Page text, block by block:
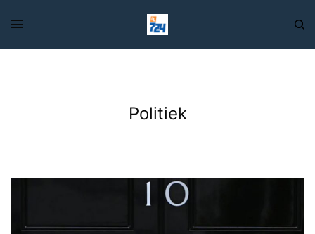
Politiek